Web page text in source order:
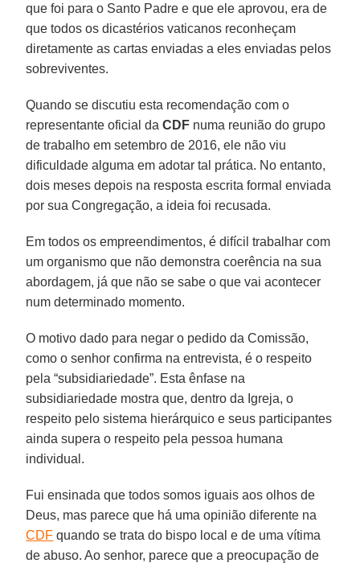
que foi para o Santo Padre e que ele aprovou, era de
que todos os dicastérios vaticanos reconheçam
diretamente as cartas enviadas a eles enviadas pelos
sobreviventes.
Quando se discutiu esta recomendação com o
representante oficial daCDF numa reunião do grupo
de trabalho em setembro de 2016, ele não viu
dificuldade alguma em adotar tal prática. No entanto,
dois meses depois na resposta escrita formal enviada
por sua Congregação, a ideia foi recusada.
Em todos os empreendimentos, é difícil trabalhar com
um organismo que não demonstra coerência na sua
abordagem, já que não se sabe o que vai acontecer
num determinado momento.
O motivo dado para negar o pedido da Comissão,
como o senhor confirma na entrevista, é o respeito
pela “subsidiariedade”. Esta ênfase na
subsidiariedade mostra que, dentro da Igreja, o
respeito pelo sistema hierárquico e seus participantes
ainda supera o respeito pela pessoa humana
individual.
Fui ensinada que todos somos iguais aos olhos de
Deus, mas parece que há uma opinião diferente na
CDF quando se trata do bispo local e de uma vítima
de abuso. Ao senhor, parece que a preocupação de